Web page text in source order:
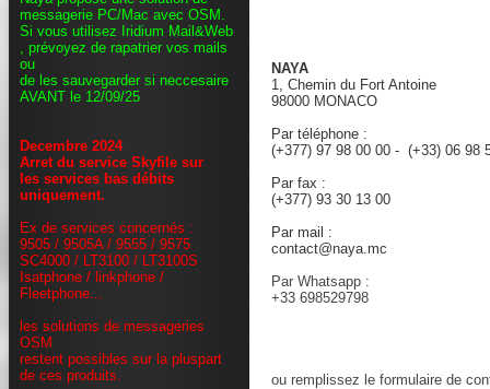
messagerie PC/Mac avec OSM.
Si vous utilisez Iridium Mail&Web
, prévoyez de rapatrier vos mails
ou
de les sauvegarder si neccesaire
AVANT le 12/09/25
Decembre 2024
Arret du service Skyfile sur
les services bas débits
uniquement.
Ex de services concernés :
9505 / 9505A / 9555 / 9575
SC4000 / LT3100 / LT3100S
Isatphone / linkphone /
Fleetphone...
les solutions de messageries
OSM
restent possibles sur la pluspart
de ces produits.
NAYA
1, Chemin du Fort Antoine
98000 MONACO
Par téléphone :
(+377) 97 98 00 00 - (+33) 06
Par fax :
(+377) 93 30 13 00
Par mail :
contact@naya.mc
Par Whatsapp :
+33 698529798
ou remplissez le formulaire de